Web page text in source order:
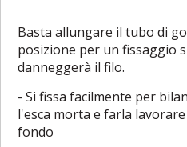
Basta allungare il tubo di
posizione per un fissaggio
danneggerà il filo.
- Si fissa facilmente per
l'esca morta e farla
fondo